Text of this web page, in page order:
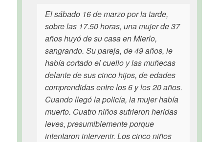
El sábado 16 de marzo por la tarde,
sobre las 17.50 horas, una mujer de 37
años huyó de su casa en Mierlo,
sangrando. Su pareja, de 49 años, le
había cortado el cuello y las muñecas
delante de sus cinco hijos, de edades
comprendidas entre los 6 y los 20 años.
Cuando llegó la policía, la mujer había
muerto. Cuatro niños sufrieron heridas
leves, presumiblemente porque
intentaron intervenir. Los cinco niños